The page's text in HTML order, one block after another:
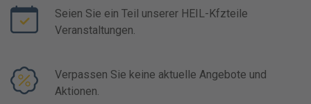
Seien Sie ein Teil unserer HEIL-Kfzteile
Veranstaltungen.
Verpassen Sie keine aktuelle Angebote und
Aktionen.